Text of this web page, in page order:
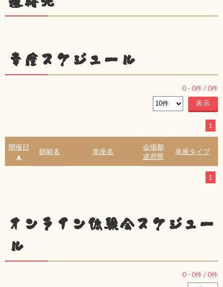
幸座スケジュール
0 - 0件 /0件
1
開催日
▲
師範名 幸座名
会場都
道府県
幸座タイプ
1
オンライン体験会スケジュー
ル
0 - 0件 /0件